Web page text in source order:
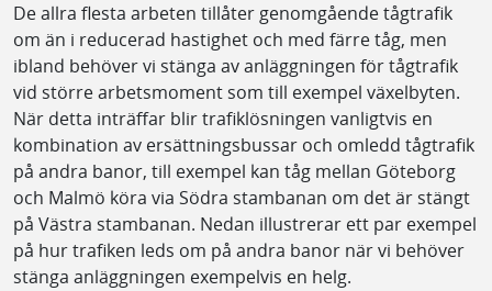
De allra flesta arbeten tillåter genomgående tågtrafik
om än i reducerad hastighet och med färre tåg, men
ibland behöver vi stänga av anläggningen för tågtrafik
vid större arbetsmoment som till exempel växelbyten.
När detta inträffar blir trafiklösningen vanligtvis en
kombination av ersättningsbussar och omledd tågtrafik
på andra banor, till exempel kan tåg mellan Göteborg
och Malmö köra via Södra stambanan om det är stängt
på Västra stambanan. Nedan illustrerar ett par exempel
på hur trafiken leds om på andra banor när vi behöver
stänga anläggningen exempelvis en helg.